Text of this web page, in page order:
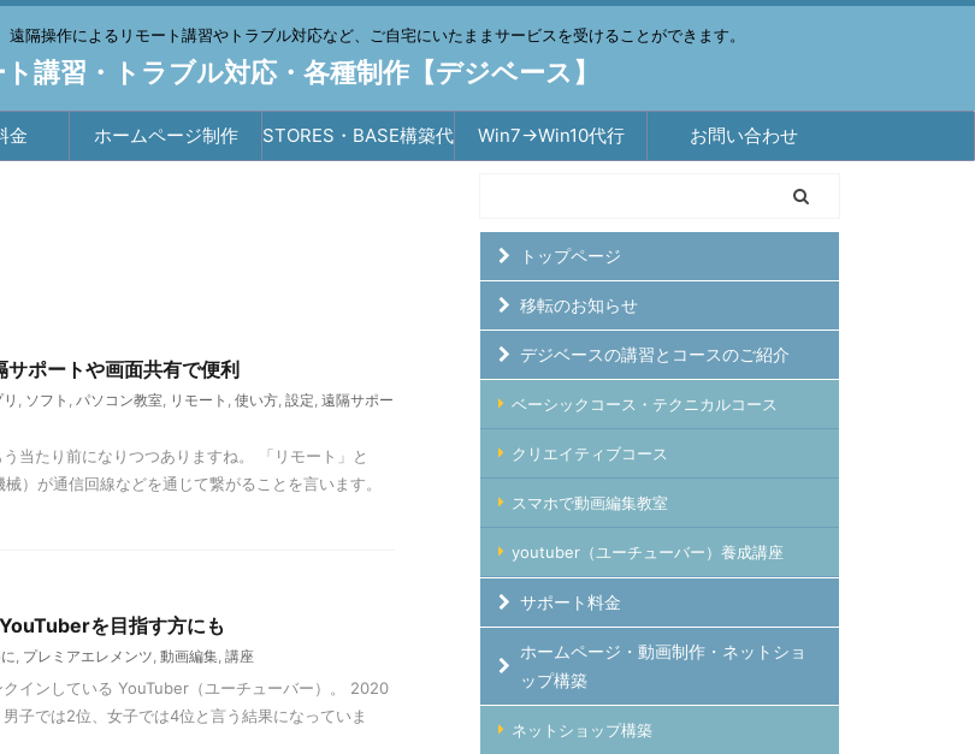
隔操作によるリモート講習やトラブル対応など、ご自宅にいたままサービスを受けることができます。
講習・トラブル対応・各種制作【デジベース】
金 ホームページ制作 STORES・BASE構築代 Win7→Win10代行 お問い合わせ
ポートや画面共有で便利
, ソフト , パソコン教室, リモート , 使い方, 設定, 遠隔サポー
当たり前になりつつありますね。 「リモート」と
）が通信回線などを通じて繋がることを言います。
を目指す方にも
, プレミアエレメンツ, 動画編集, 講座
インしている YouTuber（ユーチューバー）。 2020
子では2位、女子では4位と言う結果になっていま
トップページ
移転のお知らせ
デジベースの講習とコースのご紹介
ベーシックコース・テクニカルコース
クリエイティブコース
スマホで動画編集教室
youtuber（ユーチューバー）養成講座
サポート料金
ホームページ・動画制作・ネットショ
ップ構築
ネットショップ構築